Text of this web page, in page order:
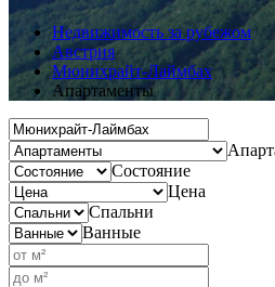
Недвижимость за рубежом
Австрия
Мюнихрайт-Лаймбах
Апартаменты
Состояние
Цена
Спальни
Ванные